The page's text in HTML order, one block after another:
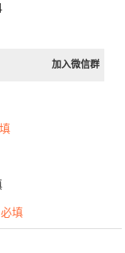
加入微信群
必填